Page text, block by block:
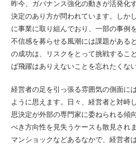
昨今、ガバナンス強化の動きが活発化
決定のあり方が問われています。しか
に事業に取り組んでおり、一部の事例
不信感を募らせる風潮には課題がある
の成功は、リスクをとって挑戦するこ
ば飛躍はありえないことを忘れたくな
経営者の足を引っ張る雰囲気の側面に
ように思えます。日々、経営者と対峙
思決定が外部の専門家に委ねられる傾
べき方向性を見失うケースも散見され
マンショックなどあるなかで、経営者